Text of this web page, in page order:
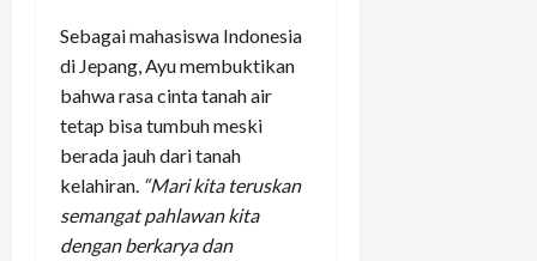
Sebagai mahasiswa Indonesia
di Jepang, Ayu membuktikan
bahwa rasa cinta tanah air
tetap bisa tumbuh meski
berada jauh dari tanah
kelahiran. “Mari kita teruskan
semangat pahlawan kita
dengan berkarya dan